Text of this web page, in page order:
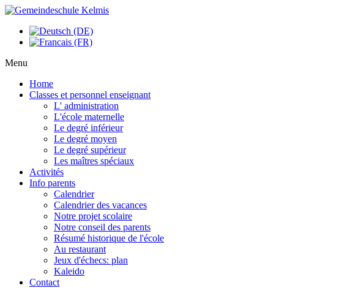
Menu
Home
Classes et personnel enseignant
L' administration
L'école maternelle
Le degré inférieur
Le degré moyen
Le degré supérieur
Les maîtres spéciaux
Activités
Info parents
Calendrier
Calendrier des vacances
Notre projet scolaire
Notre conseil des parents
Résumé historique de l'école
Au restaurant
Jeux d'échecs: plan
Kaleido
Contact